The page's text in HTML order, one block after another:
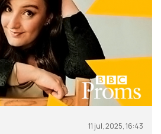
11 jul, 2025, 16:43